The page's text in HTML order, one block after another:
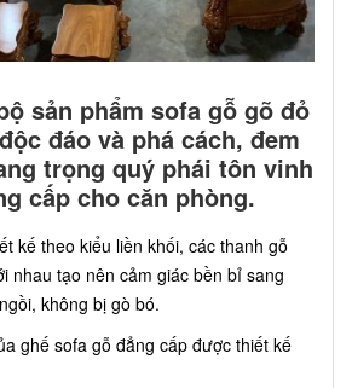
sản phẩm sofa gỗ gõ đỏ
đáo và phá cách, đem
trọng quý phái tôn vinh
cấp cho căn phòng.
kế theo kiểu liền khối, các thanh gỗ
nhau tạo nên cảm giác bền bỉ sang
không bị gò bó.
ghế sofa gỗ đẳng cấp được thiết kế